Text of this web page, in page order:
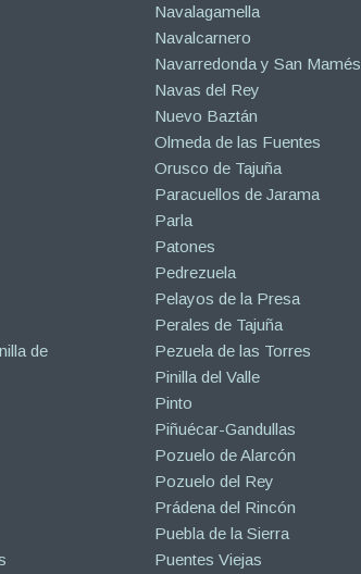
de
Navalagamella
Navalcarnero
Navarredonda y San Mamés
Navas del Rey
Nuevo Baztán
Olmeda de las Fuentes
Orusco de Tajuña
Paracuellos de Jarama
Parla
Patones
Pedrezuela
Pelayos de la Presa
Perales de Tajuña
Pezuela de las Torres
Pinilla del Valle
Pinto
Piñuécar-Gandullas
Pozuelo de Alarcón
Pozuelo del Rey
Prádena del Rincón
Puebla de la Sierra
Puentes Viejas